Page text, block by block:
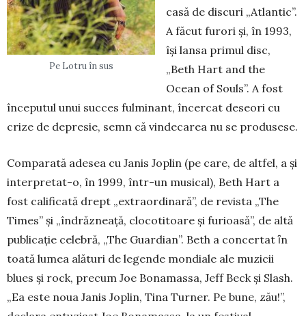
Pe Lotru în sus
casă de discuri „Atlantic”.
A făcut furori şi, în 1993,
îşi lansa primul disc,
„Beth Hart and the
Ocean of Souls”. A fost
începutul unui suc­ces fulmi­nant, încercat deseori cu
crize de depre­sie, semn că vindecarea nu se pro­du­sese.
Comparată adesea cu Janis Joplin (pe care, de altfel, a şi
interpretat-o, în 1999, într-un musical), Beth Hart a
fost calificată drept „extraordinară”, de revista „The
Times” și „îndrăz­neață, clocotitoare și furioasă”, de altă
publicație celebră, „The Guardian”. Beth a concertat ȋn
toată lumea alături de legende mon­diale ale muzicii
blues şi rock, precum Joe Bonamassa, Jeff Beck şi Slash.
„Ea este noua Janis Joplin, Tina Tur­ner. Pe bune, zău!”,